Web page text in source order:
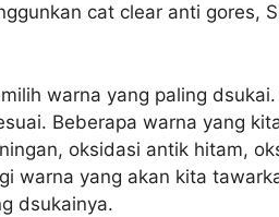
cat clear anti gores,
warna yang paling
Beberapa warna yang
oksidasi antik hitam,
warna yang akan kita
dsukainya.